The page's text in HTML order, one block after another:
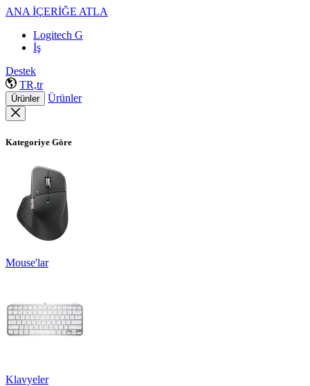
ANA İÇERİĞE ATLA
Logitech G
İş
Destek
TR,tr
Ürünler Ürünler
Kategoriye Göre
Mouse'lar
Klavyeler